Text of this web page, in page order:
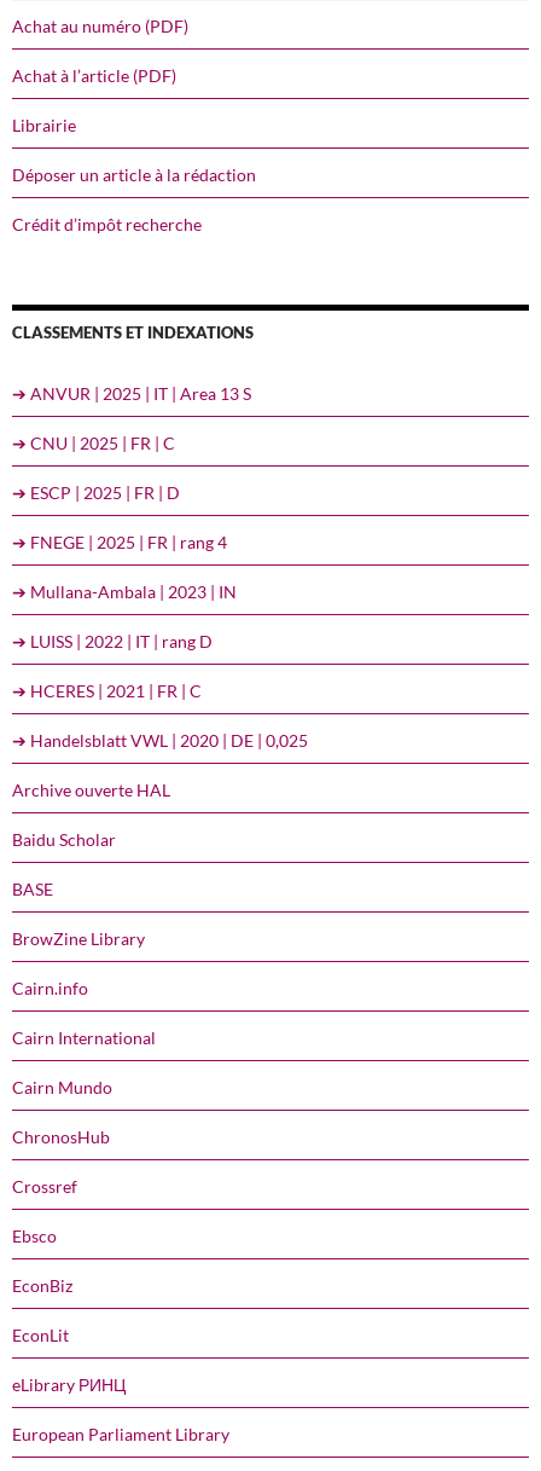
Achat au numéro (PDF)
Achat à l’article (PDF)
Librairie
Déposer un article à la rédaction
Crédit d’impôt recherche
CLASSEMENTS ET INDEXATIONS
➔ ANVUR | 2025 | IT | Area 13 S
➔ CNU | 2025 | FR | C
➔ ESCP | 2025 | FR | D
➔ FNEGE | 2025 | FR | rang 4
➔ Mullana-Ambala | 2023 | IN
➔ LUISS | 2022 | IT | rang D
➔ HCERES | 2021 | FR | C
➔ Handelsblatt VWL | 2020 | DE | 0,025
Archive ouverte HAL
Baidu Scholar
BASE
BrowZine Library
Cairn.info
Cairn International
Cairn Mundo
ChronosHub
Crossref
Ebsco
EconBiz
EconLit
eLibrary РИНЦ
European Parliament Library